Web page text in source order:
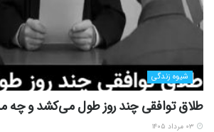
شیوه زندگی
طلاق توافقی چند روز طول می‌کشد و چه